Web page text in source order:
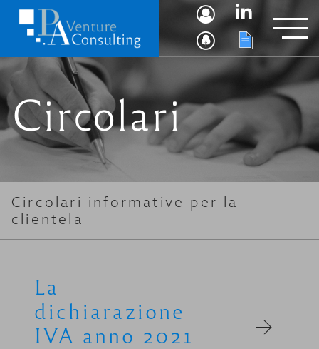
Circolari
Circolari informative per la
clientela
La
dichiarazione
IVA anno 2021